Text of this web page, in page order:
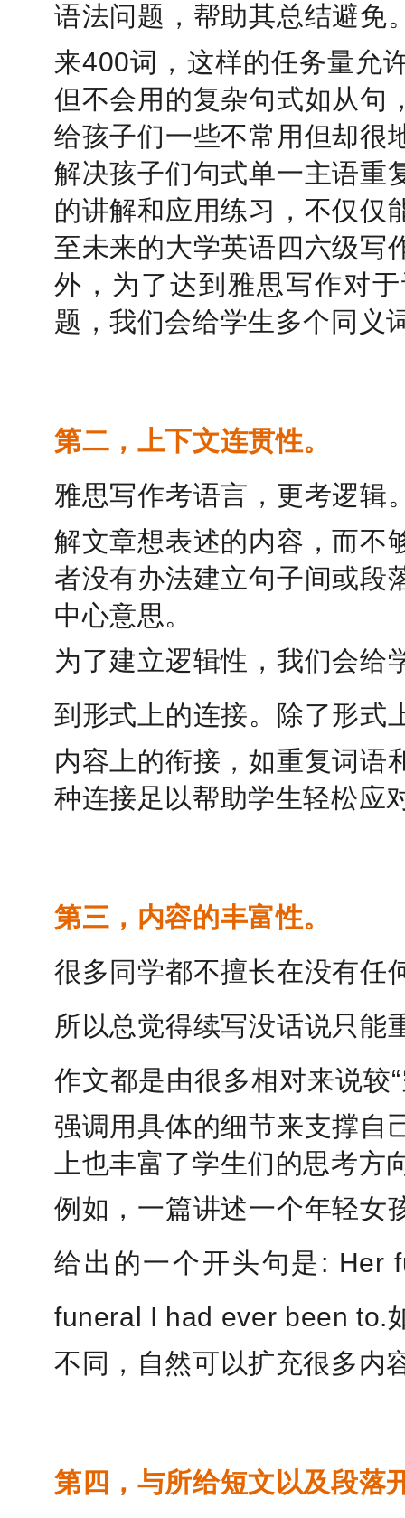
语法问题，帮助其总结避免
来400词，这样的任务量允
但不会用的复杂句式如从句
给孩子们一些不常用但却很
解决孩子们句式单一主语重
的讲解和应用练习，不仅仅
至未来的大学英语四六级写
外，为了达到雅思写作对
题，我们会给学生多个同义
第二，上下文连贯性。
雅思写作考语言，更考逻辑
解文章想表述的内容，而不
者没有办法建立句子间或段
中心意思。
为了建立逻辑性，我们会给
到形式上的连接。 除了形式
内容上的衔接，如重复词语
种连接足以帮助学生轻松应
第三，内容的丰富性。
很多同学都不擅长在没有任
所以总觉得续写没话说只能
作文都是由很多相对来说较
强调用具体的细节来支撑自
上也丰富了学生们的思考方
例如，一篇讲述一个年轻女
给出的一个开头句是: Her
funeral I had ever been to.
不同，自然可以扩充很多内
第四，与所给短文以及段落